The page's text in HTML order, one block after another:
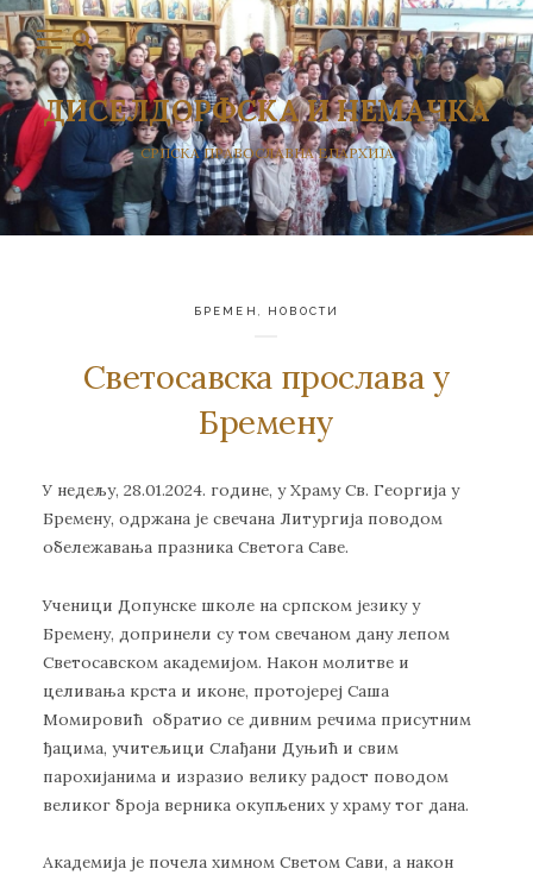
ДИСЕЛДОРФСКА И НЕМАЧКА
СРПСКА ПРАВОСЛАВНА ЕПАРХИЈА
БРЕМЕН НОВОСТИ
Светосавска прослава у
Бремену
У недељу, 28.01.2024. године, у Храму Св. Георгија у
Бремену, одржана је свечана Литургија поводом
обележавања празника Светога Саве.
Ученици Допунске школе на српском језику у
Бремену, допринели су том свечаном дану лепом
Светосавском академијом. Након молитве и
целивања крста и иконе, протојереј Саша
Момировић обратио се дивним речима присутним
ђацима, учитељици Слађани Дуњић и свим
парохијанима и изразио велику радост поводом
великог броја верника окупљених у храму тог дана.
Академија је почела химном Светом Сави, а након